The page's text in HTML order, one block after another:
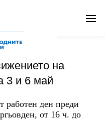
am
на
3 и 6 май
работен ден преди
от 16 ч. до